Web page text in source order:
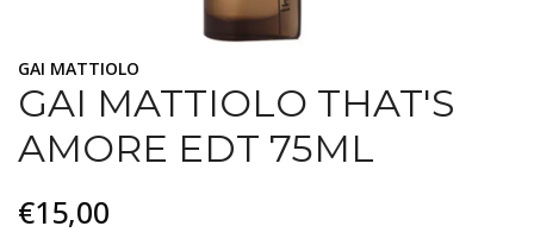
GAI MATTIOLO
GAI MATTIOLO THAT'S
AMORE EDT 75ML
€15,00